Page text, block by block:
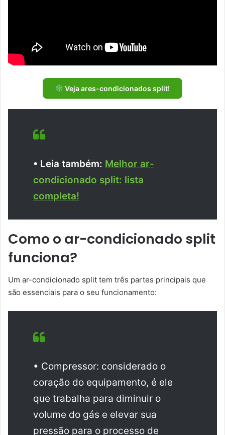
Veja ares-condicionados split!
• Leia também: Melhor ar-
condicionado split: lista
completa!
Como o ar-condicionado split
funciona?
Um ar-condicionado split tem três partes principais que
são essenciais para o seu funcionamento:
• Compressor: considerado o
coração do equipamento, é ele
que trabalha para diminuir o
volume do gás e elevar sua
pressão para o processo de